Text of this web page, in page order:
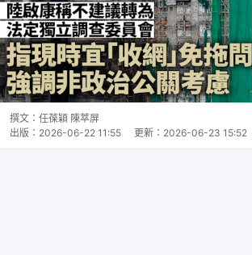
撰文： 任葆穎 陳萃屏
出版： 2026-06-22 11:55 更新： 2026-06-23 15:52